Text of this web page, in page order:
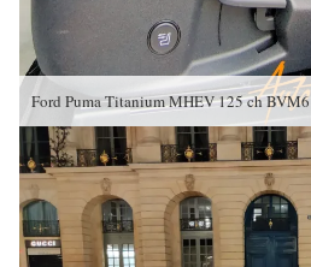
Ford Puma Titanium MHEV 125 ch BVM6